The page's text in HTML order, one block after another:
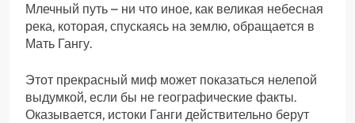
Млечный путь – ни что иное, как великая небесная
река, которая, спускаясь на землю, обращается в
Мать Гангу.
Этот прекрасный миф может показаться нелепой
выдумкой, если бы не географические факты.
Оказывается, истоки Ганги действительно берут